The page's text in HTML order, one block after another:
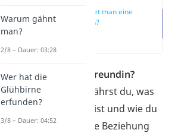
Wie findet man eine
Freundin?
Wie findet man eine Freundin?
Hierund im
erfährst du, was
dafür wirklich wichtig ist und wie du
deine Chancen auf eine Beziehung
Warum gähnt
man?
2/8 – Dauer: 03:28
Wer hat die
Glühbirne
erfunden?
3/8 – Dauer: 04:52